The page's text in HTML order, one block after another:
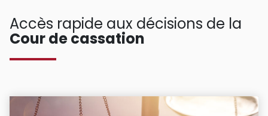
Accès rapide aux décisions de la
Cour de cassation